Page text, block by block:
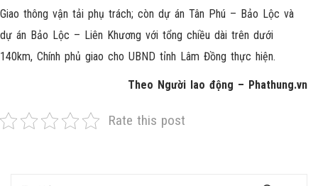
Giao thông vận tải phụ trách; còn dự án Tân Phú – Bảo Lộc và
dự án Bảo Lộc – Liên Khương với tổng chiều dài trên dưới
140km, Chính phủ giao cho UBND tỉnh Lâm Đồng thực hiện.
Theo Người lao động – Phathung.vn
Rate this post